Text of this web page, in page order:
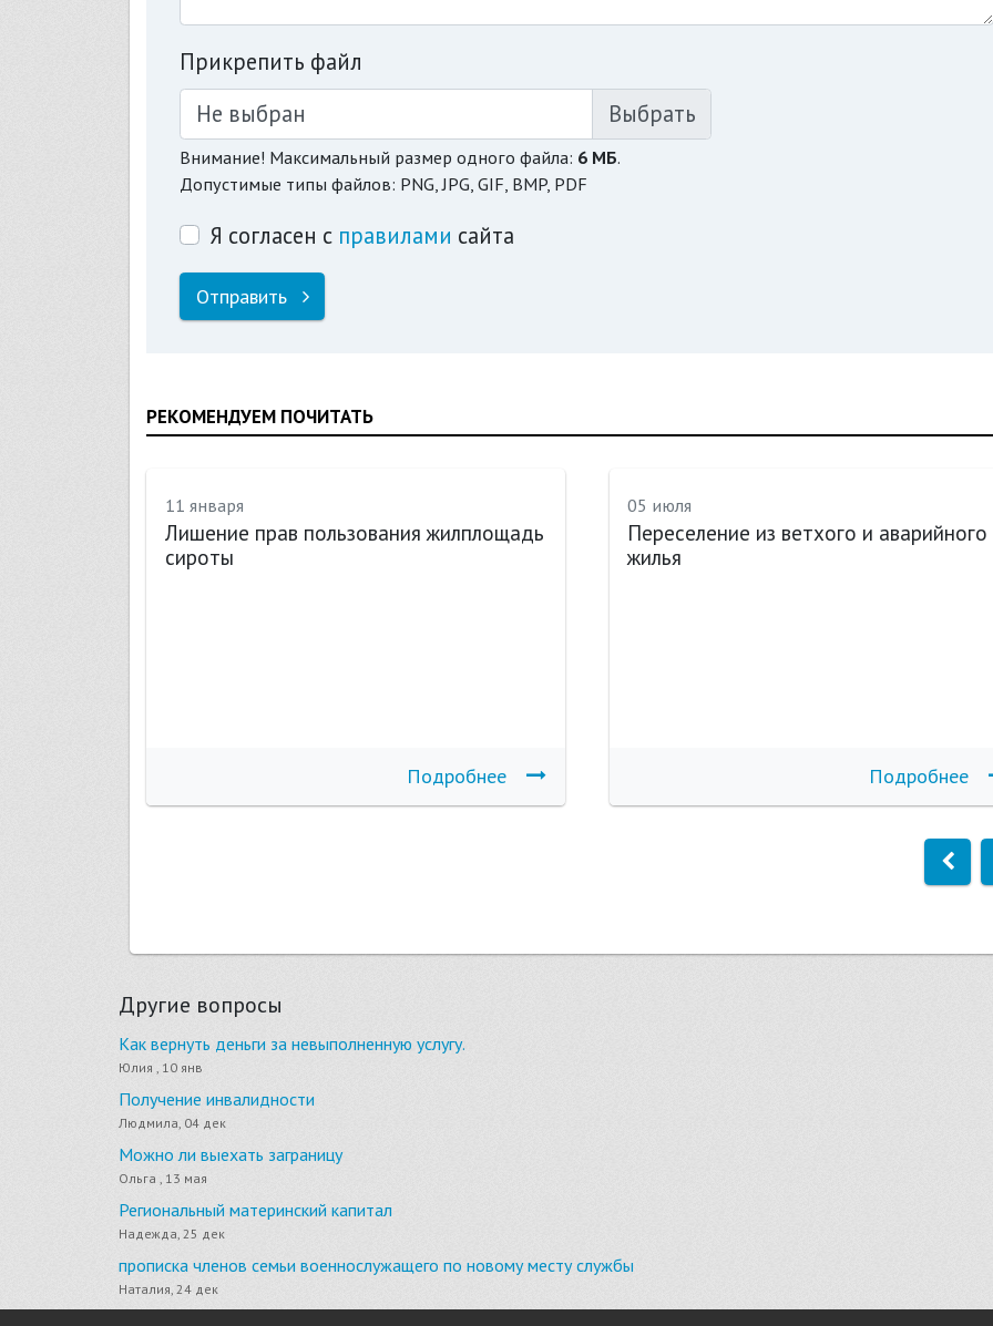
Прикрепить файл
Не выбран
Внимание! Максимальный размер одного файла: 6 МБ.
Допустимые типы файлов: PNG, JPG, GIF, BMP, PDF
Я согласен с правилами сайта
Отправить
РЕКОМЕНДУЕМ ПОЧИТАТЬ
11 января
Лишение прав пользования жилплощадь
сироты
Подробнее
05 июля
Переселение из ветхого и аварийного
жилья
Подробнее
Другие вопросы
Как вернуть деньги за невыполненную услугу.
Юлия , 10 янв
Получение инвалидности
Людмила, 04 дек
Можно ли выехать заграницу
Ольга , 13 мая
Региональный материнский капитал
Надежда, 25 дек
прописка членов семьи военнослужащего по новому месту службы
Наталия, 24 дек